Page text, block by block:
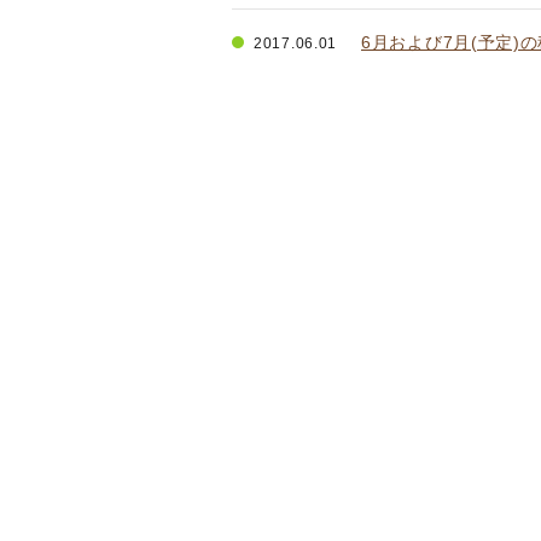
2017.06.01 6月および7月(予定)